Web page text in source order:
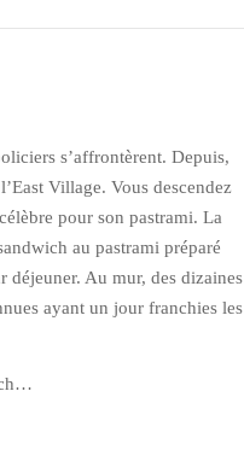
s’affrontèrent. Depuis,
Village. Vous descendez
pour son pastrami. La
au pastrami préparé
déjeuner. Au mur, des dizaines
ayant un jour franchies les